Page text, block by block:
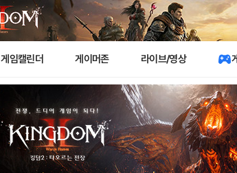
게임캘린더 게이머존 라이브/영상